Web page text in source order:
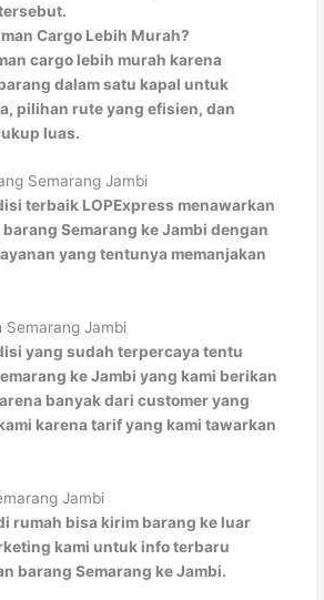
Cargo Lebih Murah?
cargo lebih murah karena
dalam satu kapal untuk
pilihan rute yang efisien, dan
luas.
Semarang Jambi
terbaik LOPExpress menawarkan
Semarang ke Jambi dengan
yang tentunya memanjakan
Semarang Jambi
yang sudah terpercaya tentu
ke Jambi yang kami berikan
banyak dari customer yang
karena tarif yang kami tawarkan
Jambi
rumah bisa kirim barang ke luar
kami untuk info terbaru
barang Semarang ke Jambi.